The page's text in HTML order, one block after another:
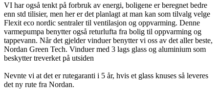
VI har også tenkt på forbruk av energi, boligene er beregnet bedre
enn std tilisier, men her er det planlagt at man kan som tilvalg velge
Flexit eco nordic sentraler til ventilasjon og oppvarming. Denne
varmepumpa benytter også returlufta fra bolig til oppvarming og
tappevann. Når det gjelder vinduer benytter vi oss av det aller beste,
Nordan Green Tech. Vinduer med 3 lags glass og aluminium som
beskytter treverket på utsiden
Nevnte vi at det er rutegaranti i 5 år, hvis et glass knuses så leveres
det ny rute fra Nordan.